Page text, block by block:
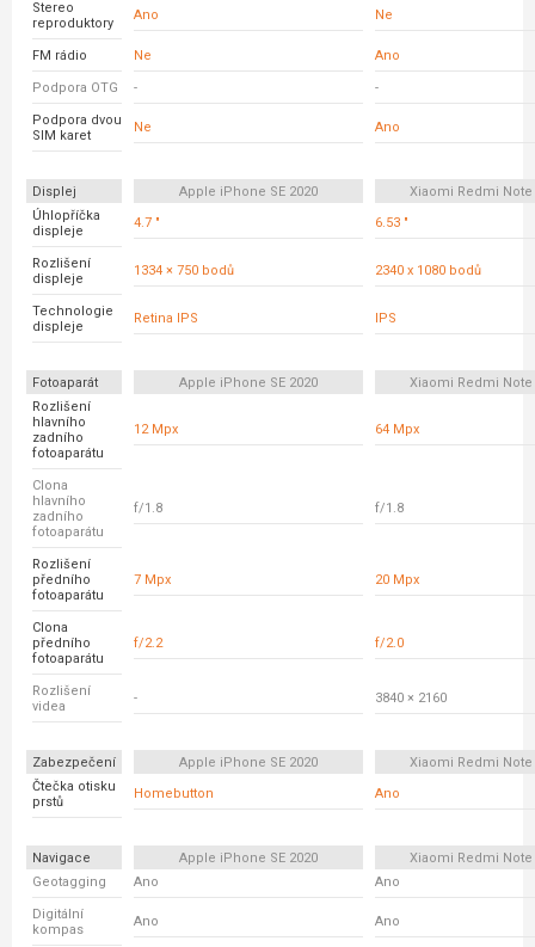
Stereo
reproduktory
Ano Ne
FM rádio Ne Ano
Podpora OTG - -
Podpora dvou
SIM karet
Ne Ano
Displej Apple iPhone SE 2020
Xiaomi Redmi Note
Úhlopříčka
displeje
4.7 " 6.53 "
Rozlišení
displeje
1334 × 750 bodů 2340 x 1080 bodů
Technologie
displeje
Retina IPS IPS
Fotoaparát Apple iPhone SE 2020
Xiaomi Redmi Note
Rozlišení
hlavního
zadního
fotoaparátu
12 Mpx 64 Mpx
Clona
hlavního
zadního
fotoaparátu
f/1.8 f/1.8
Rozlišení
předního
fotoaparátu
7 Mpx 20 Mpx
Clona
předního
fotoaparátu
f/2.2 f/2.0
Rozlišení
videa
- 3840 × 2160
Zabezpečení Apple iPhone SE 2020
Xiaomi Redmi Note
Čtečka otisku
prstů
Homebutton Ano
Navigace Apple iPhone SE 2020
Xiaomi Redmi Note
Geotagging
Ano Ano
Digitální
kompas
Ano Ano